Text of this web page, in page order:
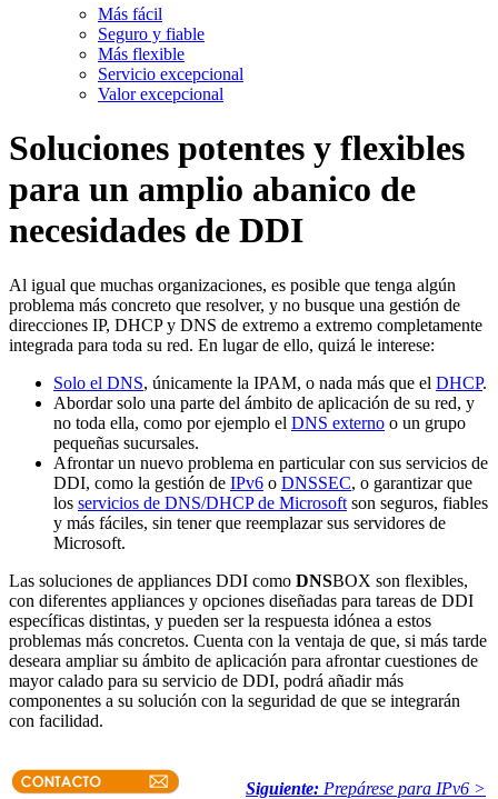
Más fácil
Seguro y fiable
Más flexible
Servicio excepcional
Valor excepcional
Soluciones potentes y flexibles
para un amplio abanico de
necesidades de DDI
Al igual que muchas organizaciones, es posible que tenga algún
problema más concreto que resolver, y no busque una gestión de
direcciones IP, DHCP y DNS de extremo a extremo completamente
integrada para toda su red. En lugar de ello, quizá le interese:
Solo el DNS, únicamente la IPAM, o nada más que el DHCP.
Abordar solo una parte del ámbito de aplicación de su red, y
no toda ella, como por ejemplo el DNS externo o un grupo
pequeñas sucursales.
Afrontar un nuevo problema en particular con sus servicios de
DDI, como la gestión de IPv6 o DNSSEC, o garantizar que
los servicios de DNS/DHCP de Microsoft son seguros, fiables
y más fáciles, sin tener que reemplazar sus servidores de
Microsoft.
Las soluciones de appliances DDI como DNSBOX son flexibles,
con diferentes appliances y opciones diseñadas para tareas de DDI
específicas distintas, y pueden ser la respuesta idónea a estos
problemas más concretos. Cuenta con la ventaja de que, si más tarde
deseara ampliar su ámbito de aplicación para afrontar cuestiones de
mayor calado para su servicio de DDI, podrá añadir más
componentes a su solución con la seguridad de que se integrarán
con facilidad.
Siguiente: Prepárese para IPv6 >